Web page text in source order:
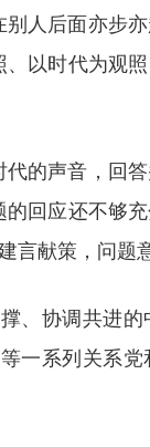
人后面亦步
以时代为观
的声音，回
回应还不够
献策，问题
、协调共进
一系列关系